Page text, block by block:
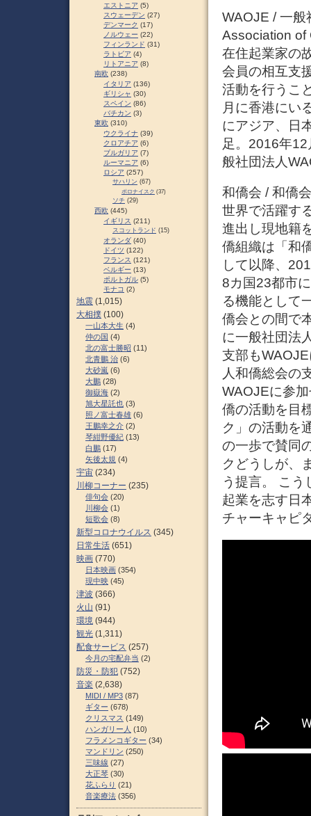
WAOJE / 一般
Association of
在住起業家の
会員の相互支
活動を行うこ
月に香港にい
にアジア、日
足。2016年
般社団法人
和僑会 / 和僑
世界で活躍す
進出し現地籍
僑組織は「和
して以降、
8カ国23都市
る機能として
僑会との間で
に一般社団法
支部も
人和僑総会の
WAOJEに参
僑の活動を目
ク」の活動を
の一歩で賛同
クどうしが、
う提言。 こう
起業を志す日
チャーキャピ
エストニア (5)
スウェーデン (27)
デンマーク (17)
ノルウェー (22)
フィンランド (31)
ラトビア (4)
リトアニア (8)
南欧 (238)
イタリア (136)
ギリシャ (30)
スペイン (86)
バチカン (3)
東欧 (310)
ウクライナ (39)
クロアチア (6)
ブルガリア (7)
ルーマニア (6)
ロシア (257)
サハリン (67)
ポロナイスク (37)
ソチ (29)
西欧 (445)
イギリス (211)
スコットランド (15)
オランダ (40)
ドイツ (122)
フランス (121)
ベルギー (13)
ポルトガル (5)
モナコ (2)
地震 (1,015)
大相撲 (100)
一山本大生 (4)
仲の国 (4)
北の富士勝昭 (11)
北青鵬 治 (6)
大砂嵐 (6)
大鵬 (28)
御嶽海 (2)
旭大星託也 (3)
照ノ富士春雄 (6)
王鵬幸之介 (2)
琴紺野優紀 (13)
白鵬 (17)
矢後太規 (4)
宇宙 (234)
川柳コーナー (235)
俳句会 (20)
川柳会 (1)
短歌会 (8)
新型コロナウイルス (345)
日常生活 (651)
映画 (770)
日本映画 (354)
現中映 (45)
津波 (366)
火山 (91)
環境 (944)
観光 (1,311)
配食サービス (257)
今月の宅配弁当 (2)
防災・防犯 (752)
音楽 (2,638)
MIDI / MP3 (87)
ギター (678)
クリスマス (149)
ハンガリー人 (10)
フラメンコギター (34)
マンドリン (250)
三味線 (27)
大正琴 (30)
花ふらり (21)
音楽療法 (356)